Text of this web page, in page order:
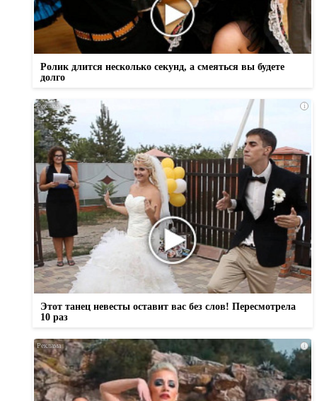
Ролик длится несколько секунд, а смеяться вы будете
долго
i
Этот танец невесты оставит вас без слов! Пересмотрела
10 раз
i